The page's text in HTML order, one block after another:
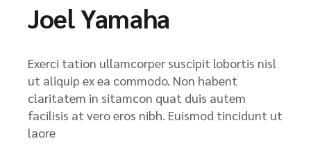
Joel Yamaha
Exerci tation ullamcorper suscipit lobortis nisl
ut aliquip ex ea commodo. Non habent
claritatem in sitamcon quat duis autem
facilisis at vero eros nibh. Euismod tincidunt ut
laore